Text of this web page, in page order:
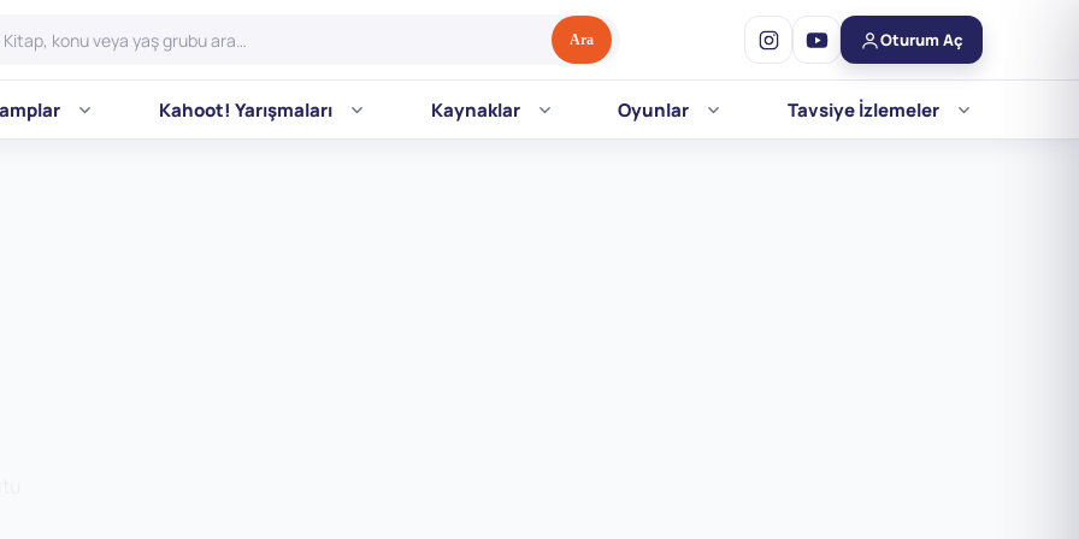
Ara Oturum Aç
Kahoot! Yarışmaları Kaynaklar Oyunlar Tavsiye İzlemeler